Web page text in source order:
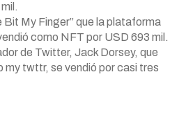
Bit My Finger” que la plataforma
como NFT por USD 693 mil.
de Twitter, Jack Dorsey, que
my twttr, se vendió por casi tres